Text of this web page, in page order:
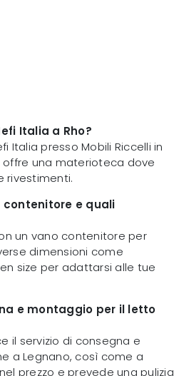
Italia a Rho?
Italia presso Mobili Riccelli in
offre una materioteca dove
rivestimenti.
contenitore e quali
un vano contenitore per
dimensioni come
size per adattarsi alle tue
e montaggio per il letto
il servizio di consegna e
a Legnano, così come a
prezzo e prevede una pulizia